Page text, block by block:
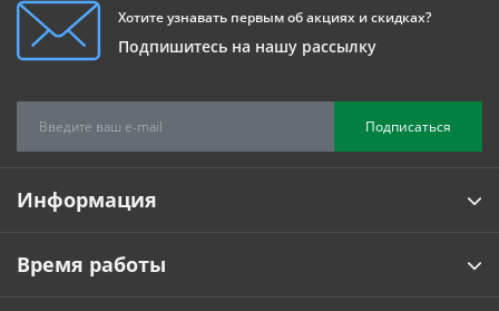
Хотите узнавать первым об акциях и скидках?
Подпишитесь на нашу рассылку
Подписаться
Информация
Время работы